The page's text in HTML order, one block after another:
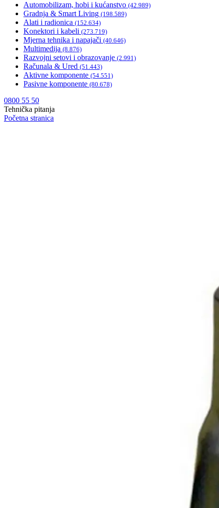
Automobilizam, hobi i kućanstvo (42.989)
Gradnja & Smart Living (198.589)
Alati i radionica (152.634)
Konektori i kabeli (273.719)
Mjerna tehnika i napajači (40.646)
Multimedija (8.876)
Razvojni setovi i obrazovanje (2.991)
Računala & Ured (51.443)
Aktivne komponente (54.551)
Pasivne komponente (80.678)
0800 55 50
Tehnička pitanja
Početna stranica